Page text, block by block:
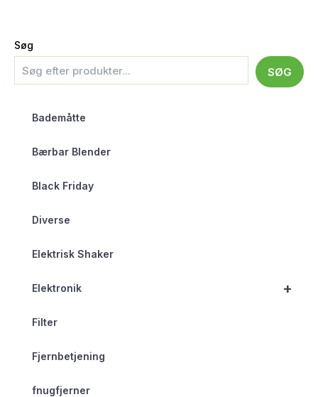
Søg
SØG
Bademåtte
Bærbar Blender
Black Friday
Diverse
Elektrisk Shaker
+
Elektronik
Filter
Fjernbetjening
fnugfjerner